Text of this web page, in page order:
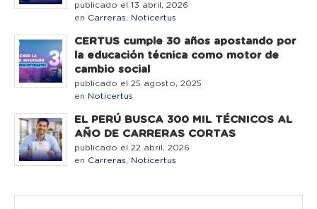
publicado el 13 abril, 2026
en Carreras, Noticertus
CERTUS cumple 30 años apostando por
la educación técnica como motor de
cambio social
publicado el 25 agosto, 2025
en Noticertus
EL PERÚ BUSCA 300 MIL TÉCNICOS AL
AÑO DE CARRERAS CORTAS
publicado el 22 abril, 2026
en Carreras, Noticertus